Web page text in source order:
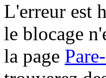
L'erreur est
le blocage
la page